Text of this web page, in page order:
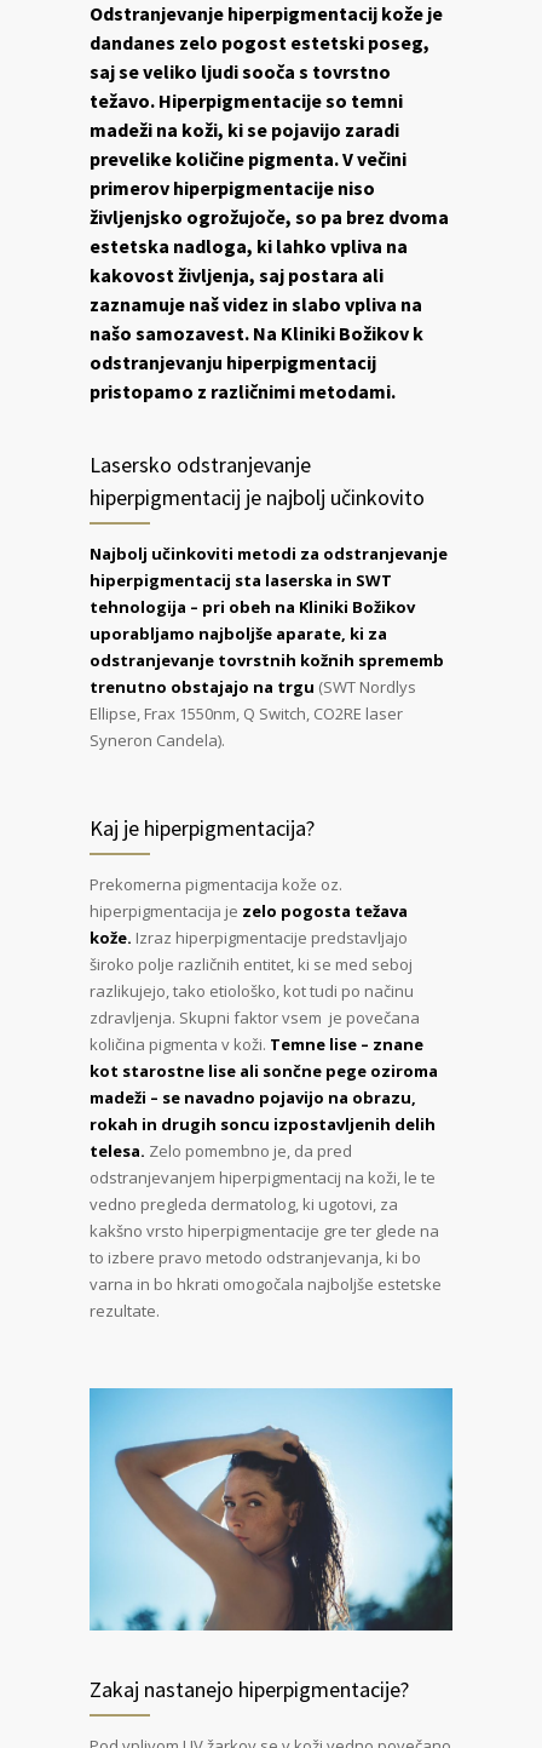
Odstranjevanje hiperpigmentacij kože je
dandanes zelo pogost estetski poseg,
saj se veliko ljudi sooča s tovrstno
težavo. Hiperpigmentacije so temni
madeži na koži, ki se pojavijo zaradi
prevelike količine pigmenta. V večini
primerov hiperpigmentacije niso
življenjsko ogrožujoče, so pa brez dvoma
estetska nadloga, ki lahko vpliva na
kakovost življenja, saj postara ali
zaznamuje naš videz in slabo vpliva na
našo samozavest. Na Kliniki Božikov k
odstranjevanju hiperpigmentacij
pristopamo z različnimi metodami.
Lasersko odstranjevanje
hiperpigmentacij je najbolj učinkovito
Najbolj učinkoviti metodi za odstranjevanje
hiperpigmentacij sta laserska in SWT
tehnologija – pri obeh na Kliniki Božikov
uporabljamo najboljše aparate, ki za
odstranjevanje tovrstnih kožnih sprememb
trenutno obstajajo na trgu (SWT Nordlys
Ellipse, Frax 1550nm, Q Switch, CO2RE laser
Syneron Candela).
Kaj je hiperpigmentacija?
Prekomerna pigmentacija kože oz.
hiperpigmentacija je zelo pogosta težava
kože. Izraz hiperpigmentacije predstavljajo
široko polje različnih entitet, ki se med seboj
razlikujejo, tako etiološko, kot tudi po načinu
zdravljenja. Skupni faktor vsem je povečana
količina pigmenta v koži. Temne lise – znane
kot starostne lise ali sončne pege oziroma
madeži – se navadno pojavijo na obrazu,
rokah in drugih soncu izpostavljenih delih
telesa. Zelo pomembno je, da pred
odstranjevanjem hiperpigmentacij na koži, le te
vedno pregleda dermatolog, ki ugotovi, za
kakšno vrsto hiperpigmentacije gre ter glede na
to izbere pravo metodo odstranjevanja, ki bo
varna in bo hkrati omogočala najboljše estetske
rezultate.
Zakaj nastanejo hiperpigmentacije?